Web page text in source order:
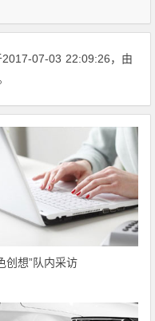
2017-07-03 22:09:26，由
创想”队内采访